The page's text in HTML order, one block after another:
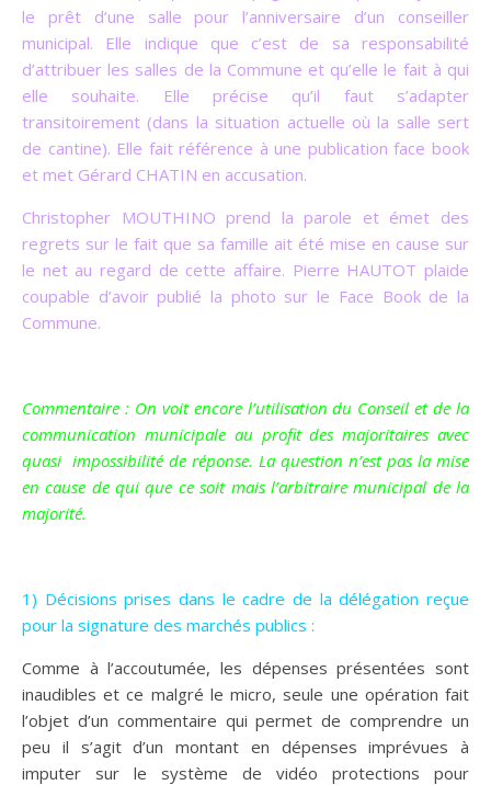
le prêt d’une salle pour l’anniversaire d’un conseiller
municipal. Elle indique que c’est de sa responsabilité
d’attribuer les salles de la Commune et qu’elle le fait à qui
elle souhaite. Elle précise qu’il faut s’adapter
transitoirement (dans la situation actuelle où la salle sert
de cantine). Elle fait référence à une publication face book
et met Gérard CHATIN en accusation.
Christopher MOUTHINO prend la parole et émet des
regrets sur le fait que sa famille ait été mise en cause sur
le net au regard de cette affaire. Pierre HAUTOT plaide
coupable d’avoir publié la photo sur le Face Book de la
Commune.
Commentaire : On voit encore l’utilisation du Conseil et de la
communication municipale au profit des majoritaires avec
quasi impossibilité de réponse. La question n’est pas la mise
en cause de qui que ce soit mais l’arbitraire municipal de la
majorité.
1) Décisions prises dans le cadre de la délégation reçue
pour la signature des marchés publics :
Comme à l’accoutumée, les dépenses présentées sont
inaudibles et ce malgré le micro, seule une opération fait
l’objet d’un commentaire qui permet de comprendre un
peu il s’agit d’un montant en dépenses imprévues à
imputer sur le système de vidéo protections pour